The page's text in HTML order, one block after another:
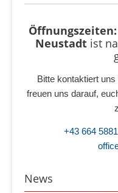
Öffnungszeiten:
Neustadt ist
Bitte kontaktiert
freuen uns darauf,
+43 664
News